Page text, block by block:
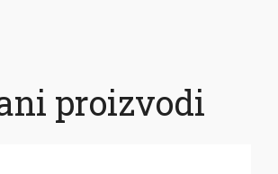
proizvodi